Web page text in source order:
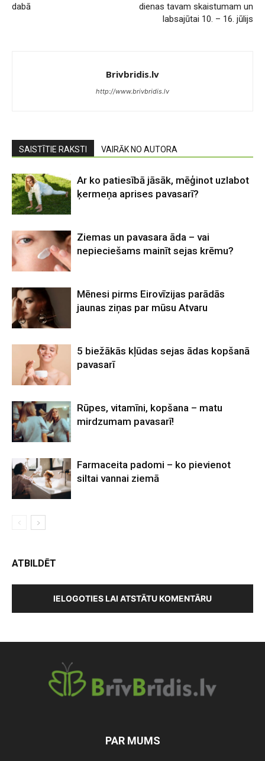
dabā
dienas tavam skaistumam un
labsajūtai 10. – 16. jūlijs
Brivbridis.lv
http://www.brivbridis.lv
SAISTĪTIE RAKSTI VAIRĀK NO AUTORA
Ar ko patiesībā jāsāk, mēģinot uzlabot
ķermeņa aprises pavasarī?
Ziemas un pavasara āda – vai
nepieciešams mainīt sejas krēmu?
Mēnesi pirms Eirovīzijas parādās
jaunas ziņas par mūsu Atvaru
5 biežākās kļūdas sejas ādas kopšanā
pavasarī
Rūpes, vitamīni, kopšana – matu
mirdzumam pavasarī!
Farmaceita padomi – ko pievienot
siltai vannai ziemā
ATBILDĒT
IELOGOTIES LAI ATSTĀTU KOMENTĀRU
PAR MUMS